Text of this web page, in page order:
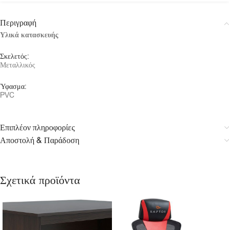
Περιγραφή
Υλικά κατασκευής
Σκελετός:
Μεταλλικός
Ύφασμα:
PVC
Επιπλέον πληροφορίες
Αποστολή & Παράδοση
Σχετικά προϊόντα